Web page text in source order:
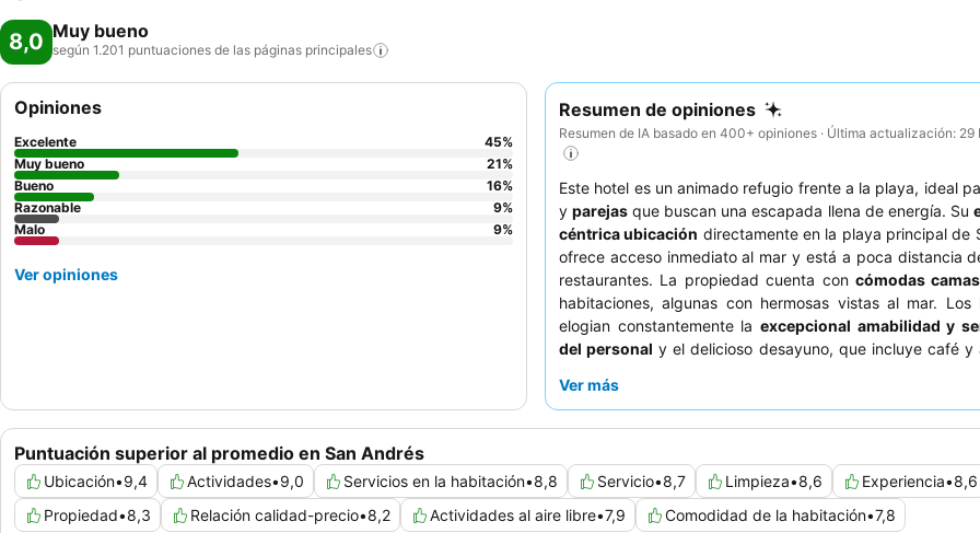
8,0 Muy bueno
según 1.201 puntuaciones de las páginas principales
Resumen de opiniones
Resumen de IA basado en 400+ opiniones · Última actualización:
Este hotel es un animado refugio frente a la playa, ideal
yparejas que buscan una escapada llena de energía. Su
céntrica ubicación directamente en la playa principal de
ofrece acceso inmediato al mar y está a poca distancia
restaurantes. La propiedad cuenta con cómodas camas
habitaciones, algunas con hermosas vistas al mar. Los
elogian constantemente la excepcional amabilidad y
del personal y el delicioso desayuno, que incluye café y
una habitación con
Ver más
Puntuación superior al promedio en San Andrés
Ubicación•9,4 Actividades•9,0 Servicios en la habitación•8,8 Servicio•8,7 Limpieza•8,6 Experiencia•8,6
Propiedad•8,3 Relación calidad-precio•8,2 Actividades al aire libre•7,9 Comodidad de la habitación•7,8
Opiniones
Excelente 45%
Muy bueno
21%
Bueno
16%
Razonable
9%
Malo
9%
Ver opiniones